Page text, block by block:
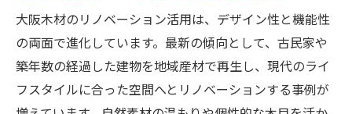
木材利用促進法とリノベーション実務の関
係
リノベーションで実現する持続可能な木質
化
大阪木材のリノベーション活用は、デザイン性と機能性
の両面で進化しています。最新の傾向として、古民家や
築年数の経過した建物を地域産材で再生し、現代のライ
フスタイルに合った空間へとリノベーションする事例が